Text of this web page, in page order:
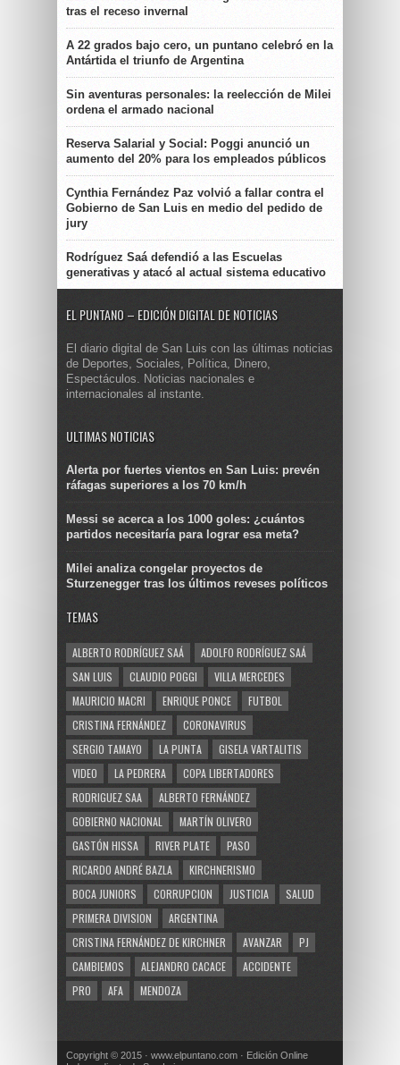
tras el receso invernal
A 22 grados bajo cero, un puntano celebró en la
Antártida el triunfo de Argentina
Sin aventuras personales: la reelección de Milei
ordena el armado nacional
Reserva Salarial y Social: Poggi anunció un
aumento del 20% para los empleados públicos
Cynthia Fernández Paz volvió a fallar contra el
Gobierno de San Luis en medio del pedido de
jury
Rodríguez Saá defendió a las Escuelas
generativas y atacó al actual sistema educativo
EL PUNTANO – EDICIÓN DIGITAL DE NOTICIAS
El diario digital de San Luis con las últimas noticias
de Deportes, Sociales, Política, Dinero,
Espectáculos. Noticias nacionales e
internacionales al instante.
ULTIMAS NOTICIAS
Alerta por fuertes vientos en San Luis: prevén
ráfagas superiores a los 70 km/h
Messi se acerca a los 1000 goles: ¿cuántos
partidos necesitaría para lograr esa meta?
Milei analiza congelar proyectos de
Sturzenegger tras los últimos reveses políticos
TEMAS
ALBERTO RODRÍGUEZ SAÁ
ADOLFO RODRÍGUEZ SAÁ
SAN LUIS
CLAUDIO POGGI
VILLA MERCEDES
MAURICIO MACRI
ENRIQUE PONCE
FUTBOL
CRISTINA FERNÁNDEZ
CORONAVIRUS
SERGIO TAMAYO
LA PUNTA
GISELA VARTALITIS
VIDEO
LA PEDRERA
COPA LIBERTADORES
RODRIGUEZ SAA
ALBERTO FERNÁNDEZ
GOBIERNO NACIONAL
MARTÍN OLIVERO
GASTÓN HISSA
RIVER PLATE
PASO
RICARDO ANDRÉ BAZLA
KIRCHNERISMO
BOCA JUNIORS
CORRUPCION JUSTICIA
SALUD
PRIMERA DIVISION
ARGENTINA
CRISTINA FERNÁNDEZ DE KIRCHNER
AVANZAR
PJ
CAMBIEMOS
ALEJANDRO CACACE
ACCIDENTE
PRO
AFA MENDOZA
Copyright © 2015 · www.elpuntano.com · Edición Online